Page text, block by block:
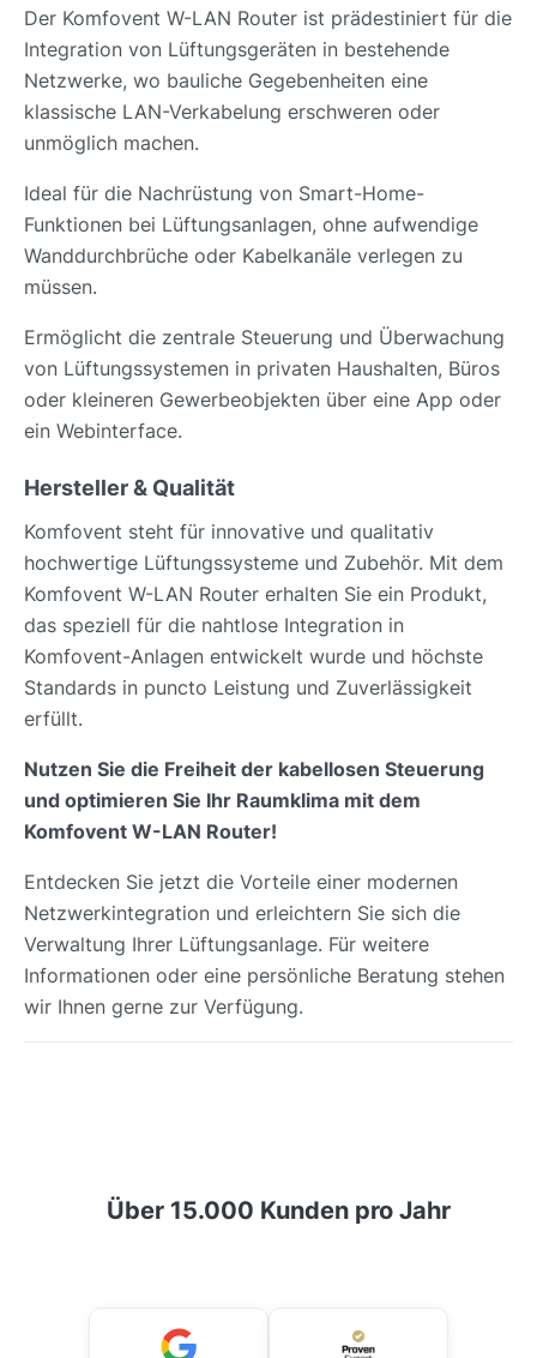
Der Komfovent W-LAN Router ist prädestiniert für die
Integration von Lüftungsgeräten in bestehende
Netzwerke, wo bauliche Gegebenheiten eine
klassische LAN-Verkabelung erschweren oder
unmöglich machen.
Ideal für die Nachrüstung von Smart-Home-
Funktionen bei Lüftungsanlagen, ohne aufwendige
Wanddurchbrüche oder Kabelkanäle verlegen zu
müssen.
Ermöglicht die zentrale Steuerung und Überwachung
von Lüftungssystemen in privaten Haushalten, Büros
oder kleineren Gewerbeobjekten über eine App oder
ein Webinterface.
Hersteller & Qualität
Komfovent steht für innovative und qualitativ
hochwertige Lüftungssysteme und Zubehör. Mit dem
Komfovent W-LAN Router erhalten Sie ein Produkt,
das speziell für die nahtlose Integration in
Komfovent-Anlagen entwickelt wurde und höchste
Standards in puncto Leistung und Zuverlässigkeit
erfüllt.
Nutzen Sie die Freiheit der kabellosen Steuerung
und optimieren Sie Ihr Raumklima mit dem
Komfovent W-LAN Router!
Entdecken Sie jetzt die Vorteile einer modernen
Netzwerkintegration und erleichtern Sie sich die
Verwaltung Ihrer Lüftungsanlage. Für weitere
Informationen oder eine persönliche Beratung stehen
wir Ihnen gerne zur Verfügung.
Über 15.000 Kunden pro Jahr